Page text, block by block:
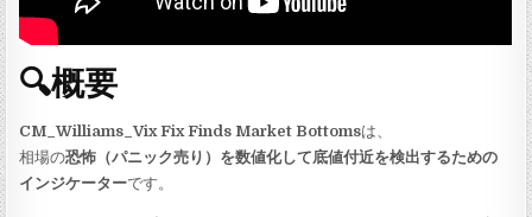
🔍概要
CM_Williams_Vix Fix Finds Market Bottomsは、
相場の恐怖（パニック売り）を数値化して底値付近を検出するための
インジケーターです。